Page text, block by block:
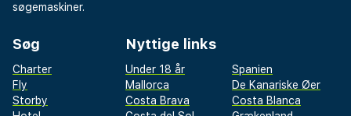
søgemaskiner.
Søg
Charter
Fly
Storby
Nyttige links
Under 18 år
Spanien
Mallorca
De Kanariske Øer
Costa Brava
Costa Blanca